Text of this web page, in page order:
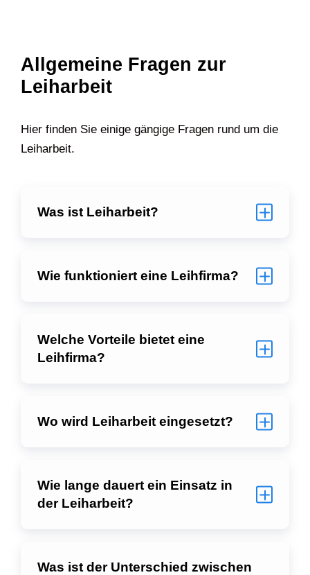
Allgemeine Fragen zur
Leiharbeit
Hier finden Sie einige gängige Fragen rund um die
Leiharbeit.
Was ist Leiharbeit?
Wie funktioniert eine Leihfirma?
Welche Vorteile bietet eine
Leihfirma?
Wo wird Leiharbeit eingesetzt?
Wie lange dauert ein Einsatz in
der Leiharbeit?
Was ist der Unterschied zwischen